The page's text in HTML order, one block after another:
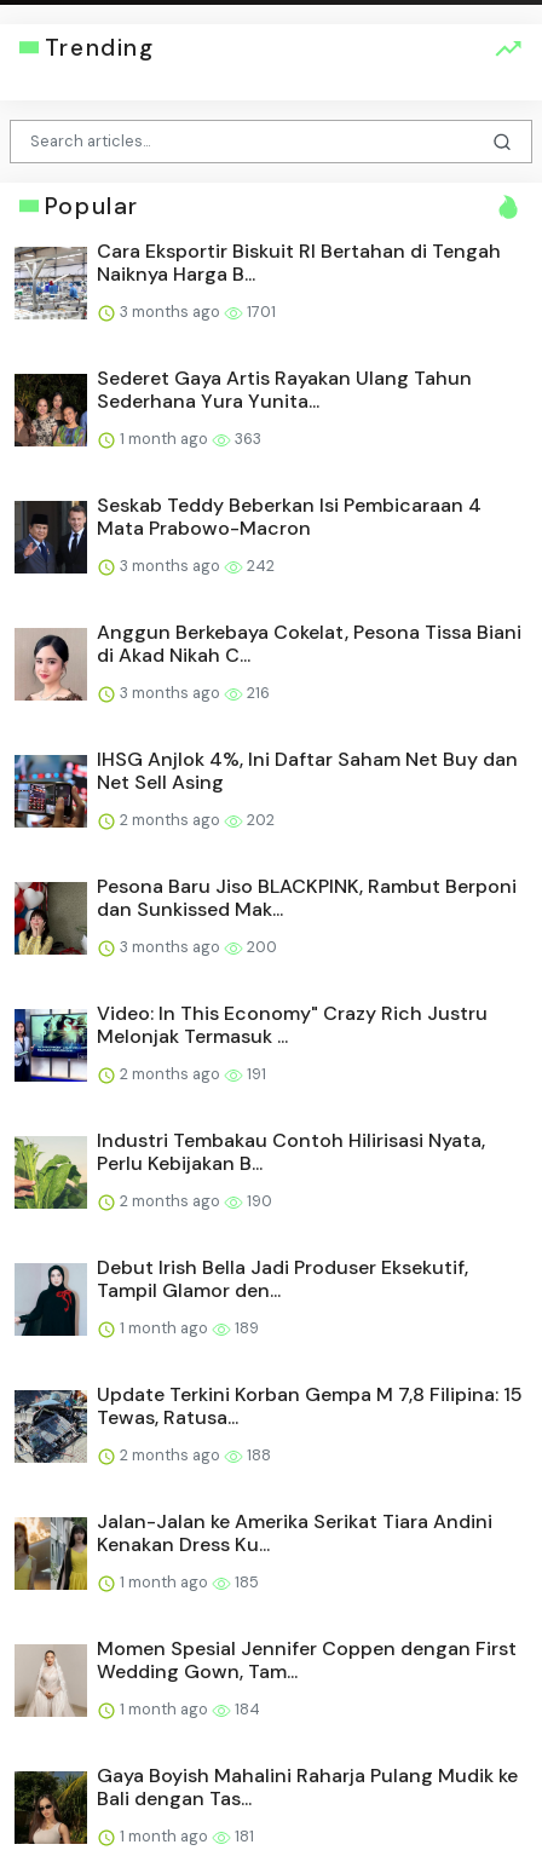
Trending
Popular
Cara Eksportir Biskuit RI Bertahan di Tengah
Naiknya Harga B...
3 months ago 1701
Sederet Gaya Artis Rayakan Ulang Tahun
Sederhana Yura Yunita...
1 month ago 363
Seskab Teddy Beberkan Isi Pembicaraan 4
Mata Prabowo-Macron
3 months ago 242
Anggun Berkebaya Cokelat, Pesona Tissa Biani
di Akad Nikah C...
3 months ago 216
IHSG Anjlok 4%, Ini Daftar Saham Net Buy dan
Net Sell Asing
2 months ago 202
Pesona Baru Jiso BLACKPINK, Rambut Berponi
dan Sunkissed Mak...
3 months ago 200
Video: In This Economy" Crazy Rich Justru
Melonjak Termasuk ...
2 months ago 191
Industri Tembakau Contoh Hilirisasi Nyata,
Perlu Kebijakan B...
2 months ago 190
Debut Irish Bella Jadi Produser Eksekutif,
Tampil Glamor den...
1 month ago 189
Update Terkini Korban Gempa M 7,8 Filipina: 15
Tewas, Ratusa...
2 months ago 188
Jalan-Jalan ke Amerika Serikat Tiara Andini
Kenakan Dress Ku...
1 month ago 185
Momen Spesial Jennifer Coppen dengan First
Wedding Gown, Tam...
1 month ago 184
Gaya Boyish Mahalini Raharja Pulang Mudik ke
Bali dengan Tas...
1 month ago 181